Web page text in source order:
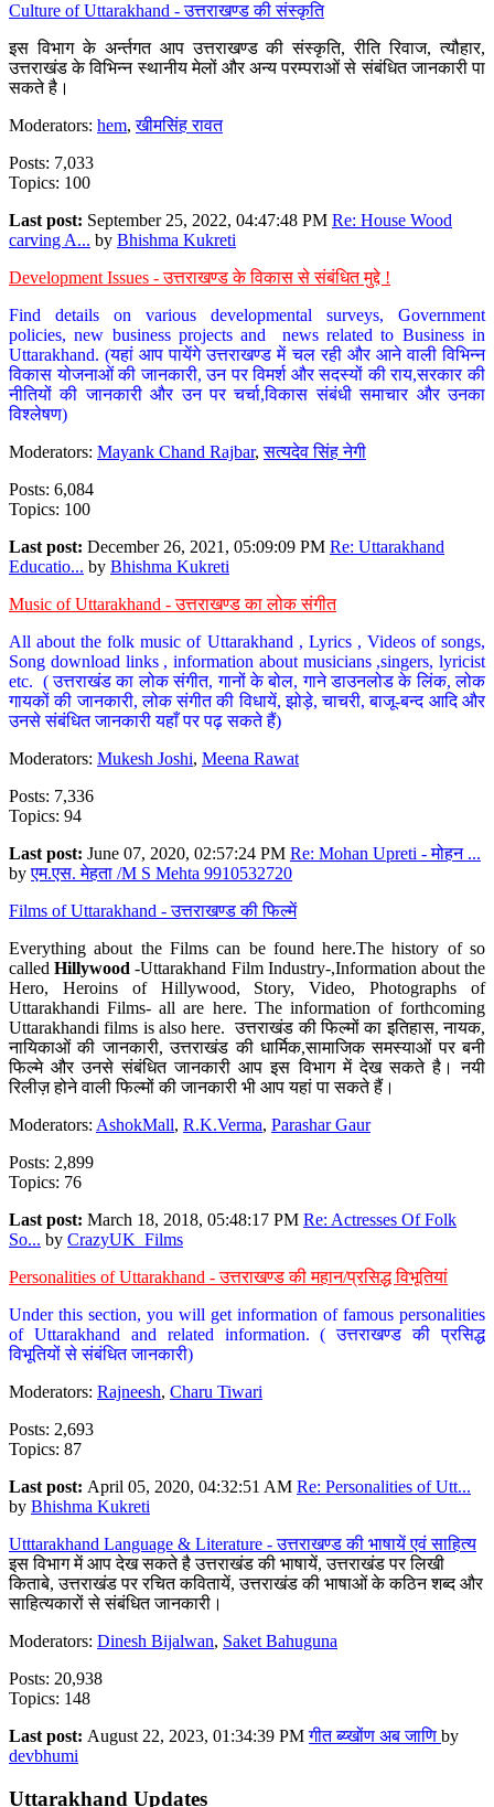
Culture of Uttarakhand - उत्तराखण्ड की संस्कृति
इस विभाग के अर्न्तगत आप उत्तराखण्ड की संस्कृति, रीति रिवाज, त्यौहार,
उत्तराखंड के विभिन्न स्थानीय मेलों और अन्य परम्पराओं से संबंधित जानकारी पा
सकते है।
Moderators: hem,खीमसिंह रावत
Posts: 7,033
Topics: 100
Last post: September 25, 2022, 04:47:48 PM Re: House Wood
carving A... by Bhishma Kukreti
Development Issues - उत्तराखण्ड के विकास से संबंधित मुद्दे !
Find details on various developmental surveys, Government
policies, new business projects and news related to Business in
Uttarakhand. (यहां आप पायेंगे उत्तराखण्ड में चल रही और आने वाली विभिन्न
विकास योजनाओं की जानकारी, उन पर विमर्श और सदस्यों की राय,सरकार की
नीतियों की जानकारी और उन पर चर्चा,विकास संबंधी समाचार और उनका
विश्लेषण)
Moderators: Mayank Chand Rajbar,सत्यदेव सिंह नेगी
Posts: 6,084
Topics: 100
Last post: December 26, 2021, 05:09:09 PM Re: Uttarakhand
Educatio... by Bhishma Kukreti
Music of Uttarakhand - उत्तराखण्ड का लोक संगीत
All about the folk music of Uttarakhand , Lyrics , Videos of songs,
Song download links , information about musicians ,singers, lyricist
etc. ( उत्तराखंड का लोक संगीत, गानों के बोल, गाने डाउनलोड के लिंक, लोक
गायकों की जानकारी, लोक संगीत की विधायें, झोड़े, चाचरी, बाजू-बन्द आदि और
उनसे संबंधित जानकारी यहाँ पर पढ़ सकते हैं)
Moderators: Mukesh Joshi, Meena Rawat
Posts: 7,336
Topics: 94
Last post: June 07, 2020, 02:57:24 PM Re: Mohan Upreti - मोहन ...
byएम.एस. मेहता /M S Mehta 9910532720
Films of Uttarakhand - उत्तराखण्ड की फिल्में
Everything about the Films can be found here.The history of so
calledHillywood-Uttarakhand Film Industry-,Information about the
Hero, Heroins of Hillywood, Story, Video, Photographs of
Uttarakhandi Films- all are here. The information of forthcoming
Uttarakhandi films is also here. उत्तराखंड की फिल्मों का इतिहास, नायक,
नायिकाओं की जानकारी, उत्तराखंड की धार्मिक,सामाजिक समस्याओं पर बनी
फिल्मे और उनसे संबंधित जानकारी आप इस विभाग में देख सकते है। नयी
रिलीज़ होने वाली फिल्मों की जानकारी भी आप यहां पा सकते हैं।
Moderators: AshokMall, R.K.Verma, Parashar Gaur
Posts: 2,899
Topics: 76
Last post: March 18, 2018, 05:48:17 PM Re: Actresses Of Folk
So... by CrazyUK_Films
Personalities of Uttarakhand - उत्तराखण्ड की महान/प्रसिद्ध विभूतियां
Under this section, you will get information of famous personalities
of Uttarakhand and related information. ( उत्तराखण्ड की प्रसिद्ध
विभूतियों से संबंधित जानकारी)
Moderators: Rajneesh, Charu Tiwari
Posts: 2,693
Topics: 87
Last post: April 05, 2020, 04:32:51 AM Re: Personalities of Utt...
by Bhishma Kukreti
Utttarakhand Language & Literature - उत्तराखण्ड की भाषायें एवं साहित्य
इस विभाग में आप देख सकते है उत्तराखंड की भाषायें, उत्तराखंड पर लिखी
किताबे, उत्तराखंड पर रचित कवितायें, उत्तराखंड की भाषाओं के कठिन शब्द और
साहित्यकारों से संबंधित जानकारी।
Moderators: Dinesh Bijalwan, Saket Bahuguna
Posts: 20,938
Topics: 148
Last post: August 22, 2023, 01:34:39 PMगीत ब्य्खोंण अब जाणि by
devbhumi
Uttarakhand Updates